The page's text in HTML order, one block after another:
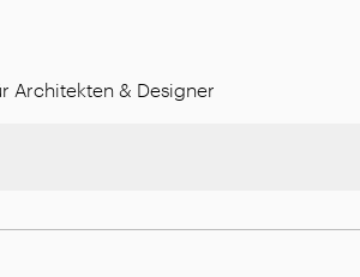
Architekten & Designer